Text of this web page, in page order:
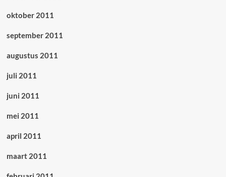
oktober 2011
september 2011
augustus 2011
juli 2011
juni 2011
mei 2011
april 2011
maart 2011